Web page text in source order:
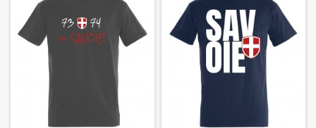
Des tee-shirts savoyards gourmands
La Savoie, c’est aussi la bonne cuisine ! Retrouvez nos modèles inspirés
de la gastronomie locale :
In Diot We Trust
, la version alpine du burger
Un cadeau parfait pour un savoyard